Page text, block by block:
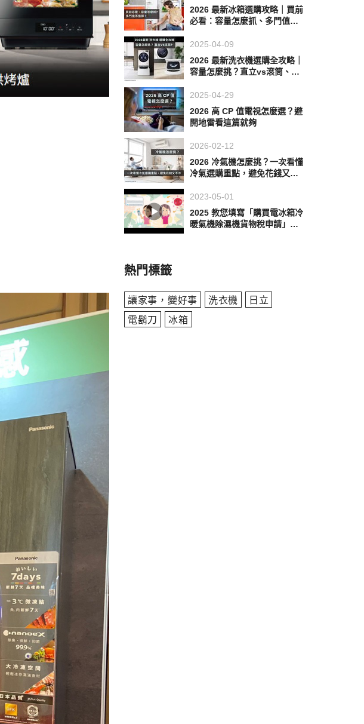
2026 最新冰箱選購攻略｜買前
必看：容量怎麼抓、多門值不
2025-04-09
2026 最新洗衣機選購全攻略｜
容量怎麼挑？直立vs滾筒、品
2025-04-29
2026 高 CP 值電視怎麼選？避
開地雷看這篇就夠
2026-02-12
2026 冷氣機怎麼挑？一次看懂
冷氣選購重點，避免花錢又不
2023-05-01
2025 教您填寫「購買電冰箱冷
暖氣機除濕機貨物稅申請」至1
熱門標籤
讓家事，變好事 洗衣機
日立
電鬍刀
冰箱